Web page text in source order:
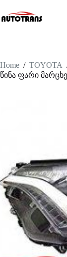
Home / TOYOTA
წინა ფარი